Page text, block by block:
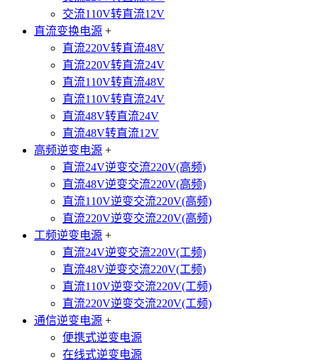
交流110V转直流12V
直流变换电源 +
直流220V转直流48V
直流220V转直流24V
直流110V转直流48V
直流110V转直流24V
直流48V转直流24V
直流48V转直流12V
高频逆变电源 +
直流24V逆变交流220V(高频)
直流48V逆变交流220V(高频)
直流110V逆变交流220V(高频)
直流220V逆变交流220V(高频)
工频逆变电源 +
直流24V逆变交流220V(工频)
直流48V逆变交流220V(工频)
直流110V逆变交流220V(工频)
直流220V逆变交流220V(工频)
通信逆变电源 +
便携式逆变电源
在线式逆变电源